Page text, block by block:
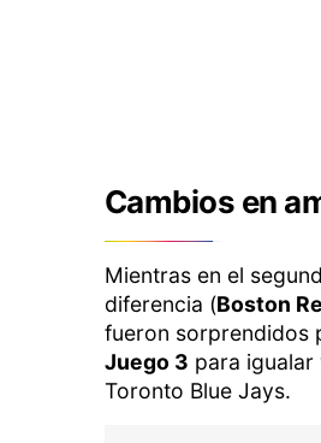
Cambios en
Mientras en el
diferencia (Boston
fueron sorprendidos
Juego 3 para igualar
Toronto Blue Jays.